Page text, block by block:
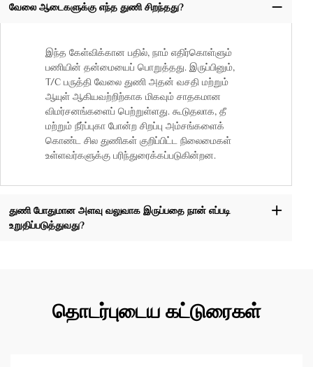
வேலை ஆடைகளுக்கு எந்த துணி சிறந்தது?
இந்த கேள்விக்கான பதில், நாம் எதிர்கொள்ளும்
பணியின் தன்மையைப் பொறுத்தது. இருப்பினும்,
T/C பருத்தி வேலை துணி அதன் வசதி மற்றும்
ஆயுள் ஆகியவற்றிற்காக மிகவும் சாதகமான
விமர்சனங்களைப் பெற்றுள்ளது. கூடுதலாக, தீ
மற்றும் நீர்ப்புகா போன்ற சிறப்பு அம்சங்களைக்
கொண்ட சில துணிகள் குறிப்பிட்ட நிலைமைகள்
உள்ளவர்களுக்கு பரிந்துரைக்கப்படுகின்றன.
துணி போதுமான அளவு வலுவாக இருப்பதை நான் எப்படி
உறுதிப்படுத்துவது?
தொடர்புடைய கட்டுரைகள்